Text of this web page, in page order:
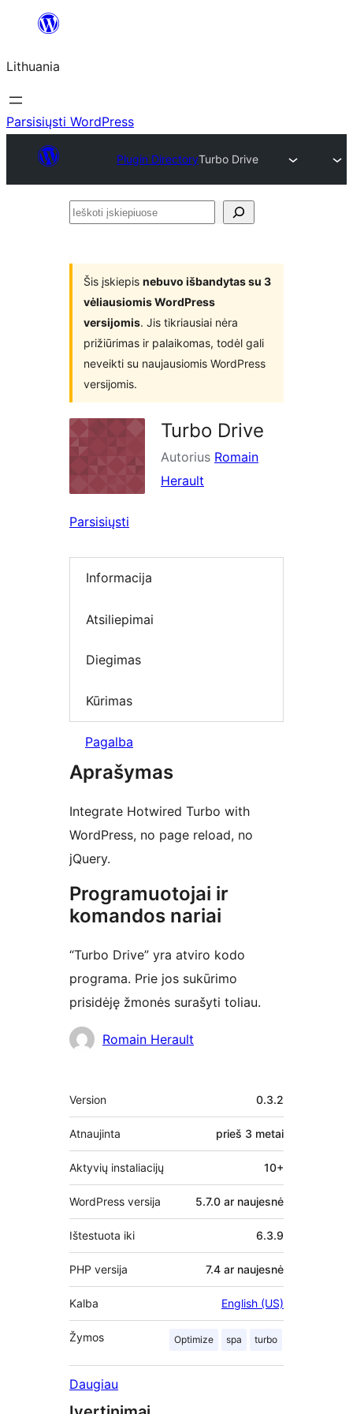
turinio
Lithuania
Parsisiųsti WordPress
Plugin DirectoryTurbo Drive
Ieškoti
Šis įskiepis nebuvo išbandytas su 3
vėliausiomis WordPress
versijomis. Jis tikriausiai nėra
prižiūrimas ir palaikomas, todėl gali
neveikti su naujausiomis WordPress
versijomis.
Turbo Drive
Autorius Romain
Herault
Parsisiųsti
Informacija
Atsiliepimai
Diegimas
Kūrimas
Pagalba
Aprašymas
Integrate Hotwired Turbo with
WordPress, no page reload, no
jQuery.
Programuotojai ir
komandos nariai
“Turbo Drive” yra atviro kodo
programa. Prie jos sukūrimo
prisidėję žmonės surašyti toliau.
AutoriaiRomain Herault
Metainformacija
Version 0.3.2
Atnaujinta prieš 3 metai
Aktyvių instaliacijų 10+
WordPress versija 5.7.0 ar naujesnė
Ištestuota iki 6.3.9
PHP versija 7.4 ar naujesnė
Kalba English (US)
Žymos Optimize spa turbo
Daugiau